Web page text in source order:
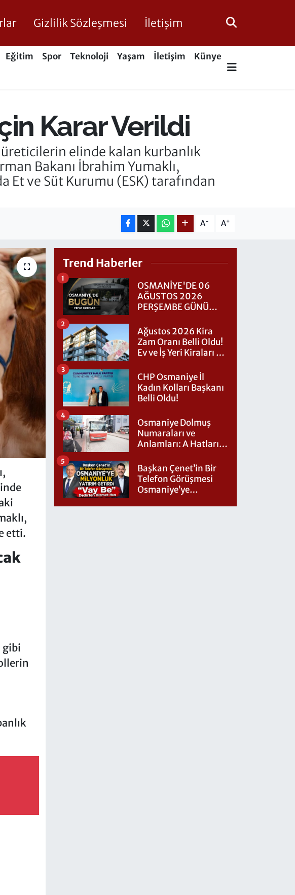
Gizlilik Sözleşmesi İletişim
Eğitim Spor Teknoloji Yaşam İletişim
Künye
Karar Verildi
üreticilerin elinde kalan kurbanlık
Bakanı İbrahim Yumaklı,
Et ve Süt Kurumu (ESK) tarafından
A- A+
etti.
gibi
Trend Haberler
OSMANİYE'DE 06
AĞUSTOS 2026
PERŞEMBE GÜNÜ
1
Ağustos 2026 Kira
Zam Oranı Belli Oldu!
Ev ve İş Yeri Kiraları Ne
2
CHP Osmaniye İl
Kadın Kolları Başkanı
Belli Oldu!
3
Osmaniye Dolmuş
Numaraları ve
Anlamları: A Hatları
4
Başkan Çenet’in Bir
Telefon Görüşmesi
Osmaniye’ye
5